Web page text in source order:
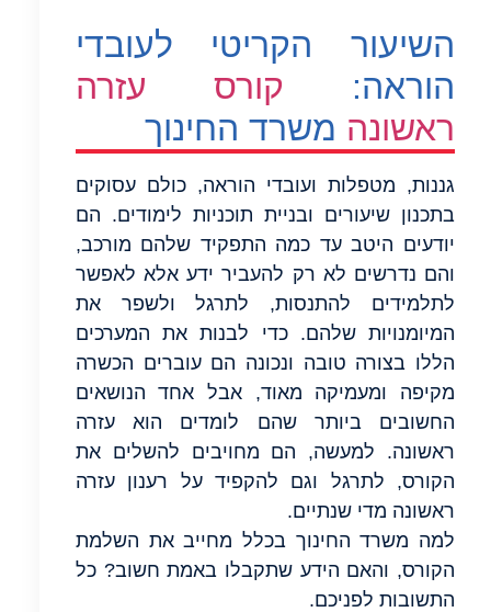
השיעור הקריטי לעובדי
הוראה: קורס עזרה
ראשונה משרד החינוך
גננות, מטפלות ועובדי הוראה, כולם עסוקים
בתכנון שיעורים ובניית תוכניות לימודים. הם
יודעים היטב עד כמה התפקיד שלהם מורכב,
והם נדרשים לא רק להעביר ידע אלא לאפשר
לתלמידים להתנסות, לתרגל ולשפר את
המיומנויות שלהם. כדי לבנות את המערכים
הללו בצורה טובה ונכונה הם עוברים הכשרה
מקיפה ומעמיקה מאוד, אבל אחד הנושאים
החשובים ביותר שהם לומדים הוא עזרה
ראשונה. למעשה, הם מחויבים להשלים את
הקורס, לתרגל וגם להקפיד על רענון עזרה
ראשונה מדי שנתיים.
למה משרד החינוך בכלל מחייב את השלמת
הקורס, והאם הידע שתקבלו באמת חשוב? כל
התשובות לפניכם.